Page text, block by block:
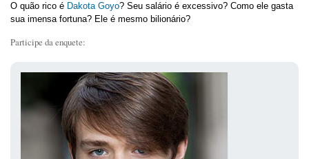
O quão rico é Dakota Goyo? Seu salário é excessivo? Como ele gasta
sua imensa fortuna? Ele é mesmo bilionário?
Participe da enquete: